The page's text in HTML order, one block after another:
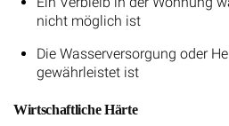
nicht möglich ist
Die Wasserversorgung oder
gewährleistet ist
Wirtschaftliche Härte